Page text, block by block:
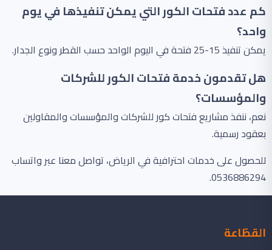
كم عدد فتحات الكور التي يمكن تنفيذها في يوم
واحد؟
يمكن تنفيذ 15-25 فتحة في اليوم الواحد حسب القطر ونوع الجدار.
هل تقدمون خدمة فتحات الكور للشركات
والمؤسسات؟
نعم، ننفذ مشاريع فتحات كور للشركات والمؤسسات والمقاولين
بعقود رسمية.
للحصول على خدمات احترافية في الرياض، تواصل معنا عبر واتساب
0536886294.
القطّاعة